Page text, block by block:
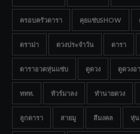
ครอบครัวดารา คุยแซ่บSHOW
ดราม่า ดวงประจำวัน ดารา
ดาราอวดหุ่นแซ่บ ดูดวง ดูดวงอ
ททท. ทัวร์มาลง ทำนายดวง
ลูกดารา สายมู สีมงคล หุ่